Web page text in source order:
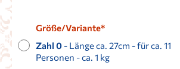
Größe/Variante*
Zahl 0 - Länge ca. 27cm - für ca. 11
Personen - ca. 1 kg